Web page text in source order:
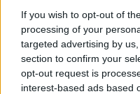
If you wish to opt-out of
processing of your
targeted advertising by
section to confirm your
opt-out request is
interest-based ads based